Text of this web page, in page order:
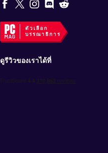
ตัวเลือก
บรรณาธิการ
ดูรีวิวของเราได้ที่